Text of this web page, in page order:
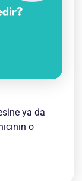
ya da
o